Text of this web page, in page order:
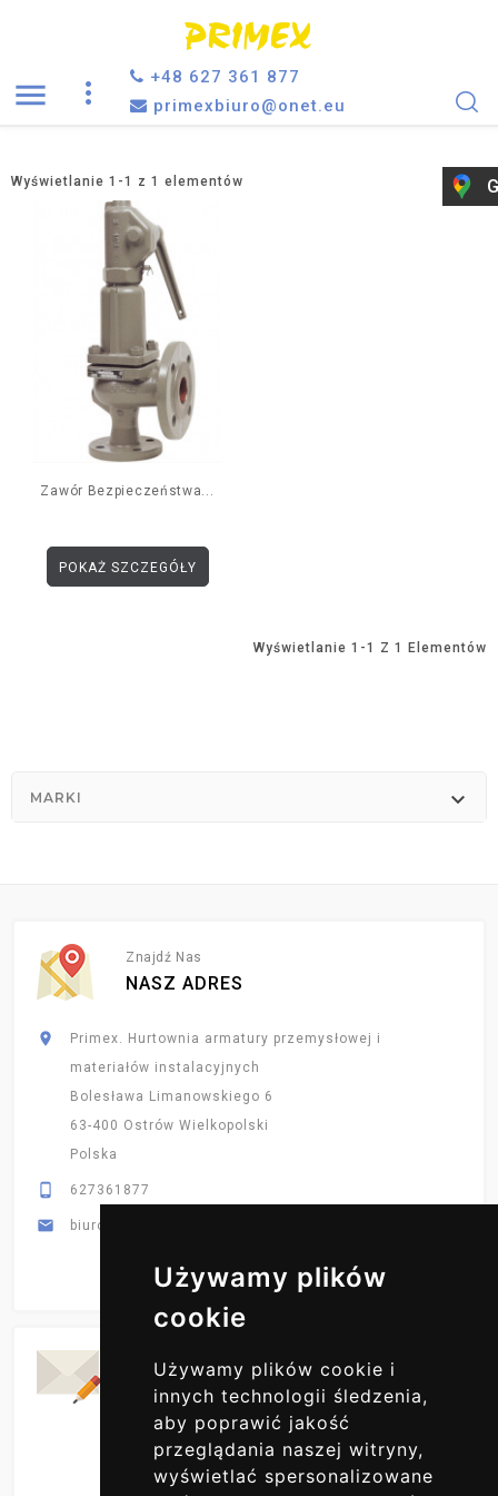
Używamy plików
cookie
Używamy plików cookie i
innych technologii śledzenia,
aby poprawić jakość
przeglądania naszej witryny,
wyświetlać spersonalizowane

+48 627 361 877
primexbiuro@onet.eu
Wyświetlanie 1-1 z 1 elementów
Zawór Bezpieczeństwa...
POKAŻ SZCZEGÓŁY
Wyświetlanie 1-1 Z 1 Elementów
MARKI 
Znajdź Nas
NASZ ADRES

Primex. Hurtownia armatury przemysłowej i
materiałów instalacyjnych
Bolesława Limanowskiego 6
63-400 Ostrów Wielkopolski
Polska
 627361877
 biuro@primex-hurt.pl
Codzienne Aktualizacje
ZAPISZ SIĘ DO NAS